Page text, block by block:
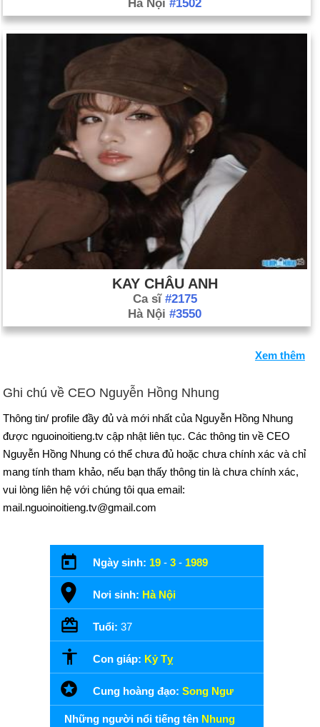
Hà Nội #1502
KAY CHÂU ANH
Ca sĩ #2175
Hà Nội #3550
Xem thêm
Ghi chú về CEO Nguyễn Hồng Nhung
Thông tin/ profile đầy đủ và mới nhất của Nguyễn Hồng Nhung
được nguoinoitieng.tv cập nhật liên tục. Các thông tin về CEO
Nguyễn Hồng Nhung có thể chưa đủ hoặc chưa chính xác và chỉ
mang tính tham khảo, nếu bạn thấy thông tin là chưa chính xác,
vui lòng liên hệ với chúng tôi qua email:
mail.nguoinoitieng.tv@gmail.com
Ngày sinh: 19 - 3 - 1989
Nơi sinh: Hà Nội
Tuổi: 37
Con giáp: Kỷ Tỵ
Cung hoàng đạo: Song Ngư
Những người nổi tiếng tên Nhung